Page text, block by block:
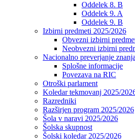
Oddelek 8. B
Oddelek 9. A
Oddelek 9. B
Izbirni predmeti 2025/2026
Obvezni izbirni
Neobvezni izbirni
Nacionalno preverjanje znanja
Splošne informacije
Povezava na RIC
Otroški parlament
Koledar tekmovanj 2025/
Razredniki
Razširjen program 2025/2026
Šola v naravi 2025/2026
Šolska skupnost
Šolski koledar 2025/2026